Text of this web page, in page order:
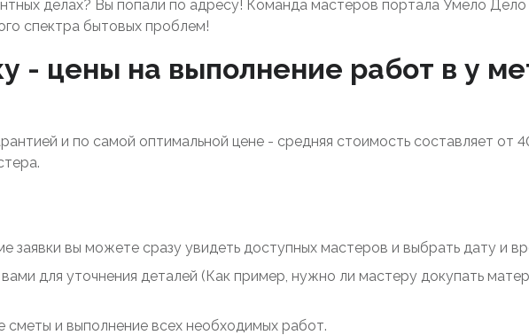
делах? Вы попали по адресу! Команда мастеров портала Умело Дело
спектра бытовых проблем!
- цены на выполнение работ в у
и по самой оптимальной цене - средняя стоимость составляет от
заявки вы можете сразу увидеть доступных мастеров и выбрать дату и
для уточнения деталей (Как пример, нужно ли мастеру докупать
сметы и выполнение всех необходимых работ.